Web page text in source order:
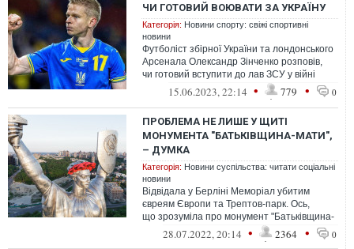
ЧИ ГОТОВИЙ ВОЮВАТИ ЗА УКРАЇНУ
Категорія: Новини спорту: свіжі спортивні
новини
Футболіст збірної України та лондонського
Арсенала Олександр Зінченко розповів,
чи готовий вступити до лав ЗСУ у війні
проти російських окупантів.
15.06.2023, 22:14 • 779 • 0
ПРОБЛЕМА НЕ ЛИШЕ У ЩИТІ
МОНУМЕНТА "БАТЬКІВЩИНА-МАТИ",
– ДУМКА
Категорія: Новини суспільства: читати соціальні
новини
Відвідала у Берліні Меморіал убитим
євреям Європи та Трептов-парк. Ось,
що зрозуміла про монумент "Батьківщина-
Мати" в Києві
28.07.2022, 20:14 • 2364 • 0